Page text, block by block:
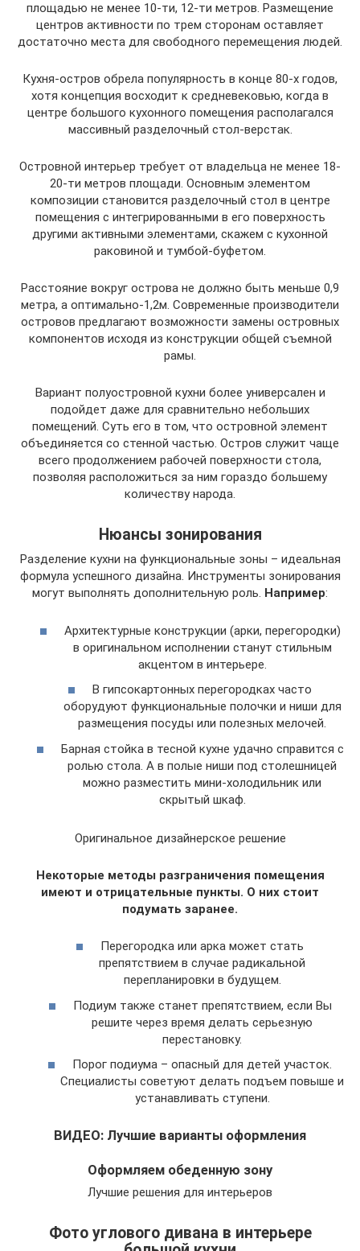
площадью не менее 10-ти, 12-ти метров. Размещение
центров активности по трем сторонам оставляет
достаточно места для свободного перемещения людей.
Кухня-остров обрела популярность в конце 80-х годов,
хотя концепция восходит к средневековью, когда в
центре большого кухонного помещения располагался
массивный разделочный стол-верстак.
Островной интерьер требует от владельца не менее 18-
20-ти метров площади. Основным элементом
композиции становится разделочный стол в центре
помещения с интегрированными в его поверхность
другими активными элементами, скажем с кухонной
раковиной и тумбой-буфетом.
Расстояние вокруг острова не должно быть меньше 0,9
метра, а оптимально-1,2м. Современные производители
островов предлагают возможности замены островных
компонентов исходя из конструкции общей съемной
рамы.
Вариант полуостровной кухни более универсален и
подойдет даже для сравнительно небольших
помещений. Суть его в том, что островной элемент
объединяется со стенной частью. Остров служит чаще
всего продолжением рабочей поверхности стола,
позволяя расположиться за ним гораздо большему
количеству народа.
Нюансы зонирования
Разделение кухни на функциональные зоны – идеальная
формула успешного дизайна. Инструменты зонирования
могут выполнять дополнительную роль. Например:
Архитектурные конструкции (арки, перегородки)
в оригинальном исполнении станут стильным
акцентом в интерьере.
В гипсокартонных перегородках часто
оборудуют функциональные полочки и ниши для
размещения посуды или полезных мелочей.
Барная стойка в тесной кухне удачно справится с
ролью стола. А в полые ниши под столешницей
можно разместить мини-холодильник или
скрытый шкаф.
Оригинальное дизайнерское решение
Некоторые методы разграничения помещения
имеют и отрицательные пункты. О них стоит
подумать заранее.
Перегородка или арка может стать
препятствием в случае радикальной
перепланировки в будущем.
Подиум также станет препятствием, если Вы
решите через время делать серьезную
перестановку.
Порог подиума – опасный для детей участок.
Специалисты советуют делать подъем повыше и
устанавливать ступени.
ВИДЕО: Лучшие варианты оформления
Оформляем обеденную зону
Лучшие решения для интерьеров
Фото углового дивана в интерьере